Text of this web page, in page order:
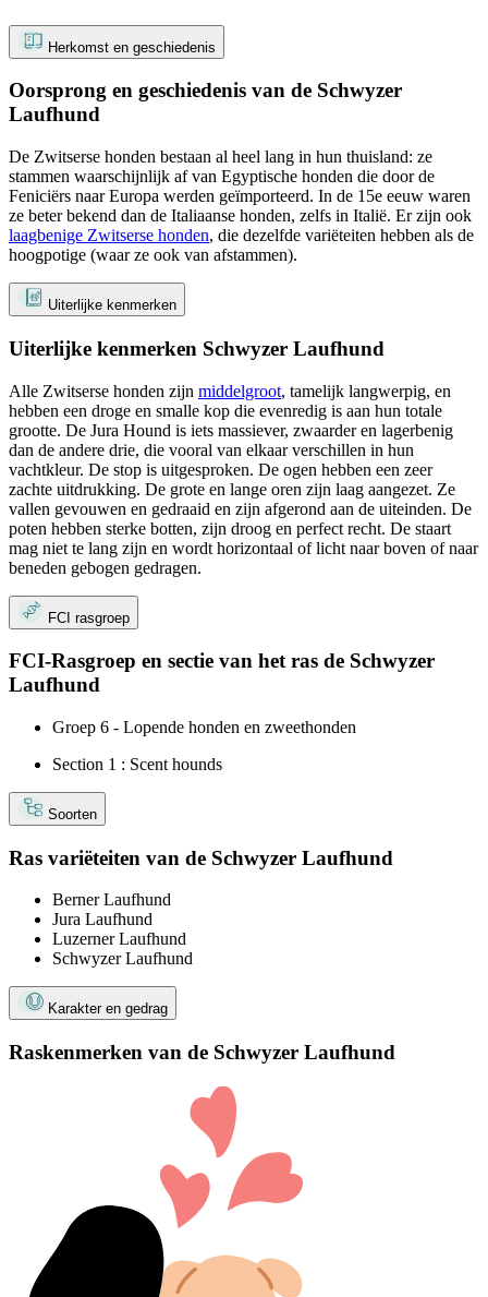
Herkomst en geschiedenis
Oorsprong en geschiedenis van de Schwyzer
Laufhund
De Zwitserse honden bestaan ​​al heel lang in hun thuisland: ze
stammen waarschijnlijk af van Egyptische honden die door de
Feniciërs naar Europa werden geïmporteerd. In de 15e eeuw waren
ze beter bekend dan de Italiaanse honden, zelfs in Italië. Er zijn ook
laagbenige Zwitserse honden, die dezelfde variëteiten hebben als de
hoogpotige (waar ze ook van afstammen).
Uiterlijke kenmerken
Uiterlijke kenmerken Schwyzer Laufhund
Alle Zwitserse honden zijn middelgroot, tamelijk langwerpig, en
hebben een droge en smalle kop die evenredig is aan hun totale
grootte. De Jura Hound is iets massiever, zwaarder en lagerbenig
dan de andere drie, die vooral van elkaar verschillen in hun
vachtkleur. De stop is uitgesproken. De ogen hebben een zeer
zachte uitdrukking. De grote en lange oren zijn laag aangezet. Ze
vallen gevouwen en gedraaid en zijn afgerond aan de uiteinden. De
poten hebben sterke botten, zijn droog en perfect recht. De staart
mag niet te lang zijn en wordt horizontaal of licht naar boven of naar
beneden gebogen gedragen.
FCI rasgroep
FCI-Rasgroep en sectie van het ras de Schwyzer
Laufhund
Groep 6 - Lopende honden en zweethonden
Section 1 : Scent hounds
Soorten
Ras variëteiten van de Schwyzer Laufhund
Berner Laufhund
Jura Laufhund
Luzerner Laufhund
Schwyzer Laufhund
Karakter en gedrag
Raskenmerken van de Schwyzer Laufhund